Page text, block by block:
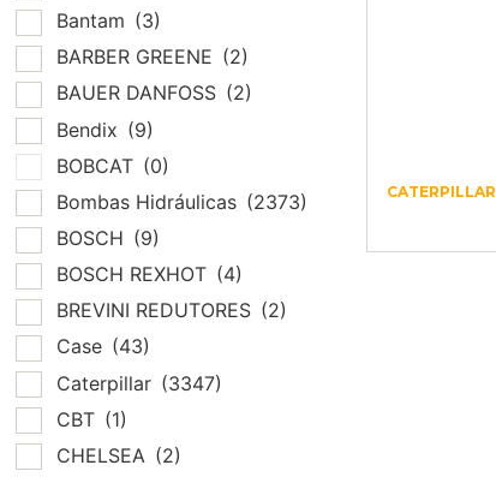
Bantam (3)
BARBER GREENE (2)
BAUER DANFOSS (2)
Bendix (9)
BOBCAT (0)
Bombas Hidráulicas (2373)
BOSCH (9)
BOSCH REXHOT (4)
BREVINI REDUTORES (2)
Case (43)
Caterpillar (3347)
CBT (1)
CHELSEA (2)
CATERPILLAR